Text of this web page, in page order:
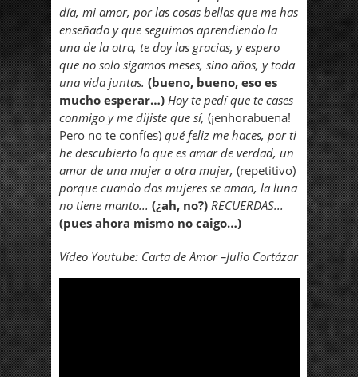
día, mi amor, por las cosas bellas que me has
enseñado y que seguimos aprendiendo la
una de la otra, te doy las gracias, y espero
que no solo sigamos meses, sino años, y toda
una vida juntas. (bueno, bueno, eso es
mucho esperar…) Hoy te pedí que te cases
conmigo y me dijiste que sí, (¡enhorabuena!
Pero no te confíes) qué feliz me haces, por ti
he descubierto lo que es amar de verdad, un
amor de una mujer a otra mujer, (repetitivo)
porque cuando dos mujeres se aman, la luna
no tiene manto... (¿ah, no?) RECUERDAS...
(pues ahora mismo no caigo…)
Vídeo Youtube: Carta de Amor –Julio Cortázar